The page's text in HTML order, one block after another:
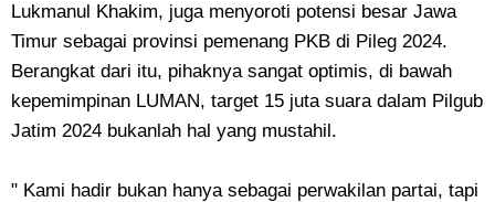
Lukmanul Khakim, juga menyoroti potensi besar Jawa
Timur sebagai provinsi pemenang PKB di Pileg 2024.
Berangkat dari itu, pihaknya sangat optimis, di bawah
kepemimpinan LUMAN, target 15 juta suara dalam Pilgub
Jatim 2024 bukanlah hal yang mustahil.
" Kami hadir bukan hanya sebagai perwakilan partai, tapi